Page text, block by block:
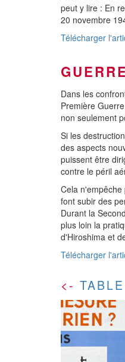
peut y lire : En
20 novembre
Télécharger
Dans les
Première
non seulement
Si les
des aspects
puissent être
contre le péril
Cela
font subir des
Durant la
plus loin la
d'Hiroshima et
Télécharger
<-